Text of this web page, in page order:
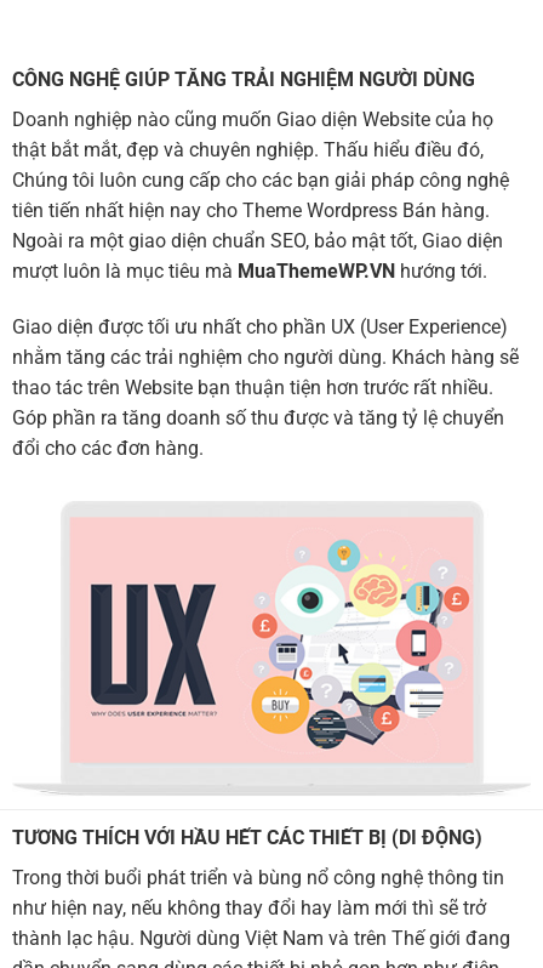
CÔNG NGHỆ GIÚP TĂNG TRẢI NGHIỆM NGƯỜI DÙNG
Doanh nghiệp nào cũng muốn Giao diện Website của họ
thật bắt mắt, đẹp và chuyên nghiệp. Thấu hiểu điều đó,
Chúng tôi luôn cung cấp cho các bạn giải pháp công nghệ
tiên tiến nhất hiện nay cho Theme Wordpress Bán hàng.
Ngoài ra một giao diện chuẩn SEO, bảo mật tốt, Giao diện
mượt luôn là mục tiêu mà MuaThemeWP.VN hướng tới.
Giao diện được tối ưu nhất cho phần UX (User Experience)
nhằm tăng các trải nghiệm cho người dùng. Khách hàng sẽ
thao tác trên Website bạn thuận tiện hơn trước rất nhiều.
Góp phần ra tăng doanh số thu được và tăng tỷ lệ chuyển
đổi cho các đơn hàng.
TƯƠNG THÍCH VỚI HẦU HẾT CÁC THIẾT BỊ (DI ĐỘNG)
Trong thời buổi phát triển và bùng nổ công nghệ thông tin
như hiện nay, nếu không thay đổi hay làm mới thì sẽ trở
thành lạc hậu. Người dùng Việt Nam và trên Thế giới đang